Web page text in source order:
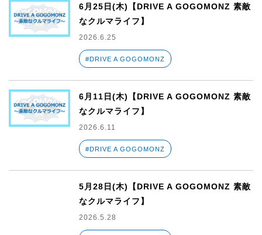
6月25日(木)【DRIVE A GOGOMONZ 素敵
なクルマライフ】
2026.6.25
#DRIVE A GOGOMONZ
6月11日(木)【DRIVE A GOGOMONZ 素敵
なクルマライフ】
2026.6.11
#DRIVE A GOGOMONZ
5月28日(木)【DRIVE A GOGOMONZ 素敵
なクルマライフ】
2026.5.28